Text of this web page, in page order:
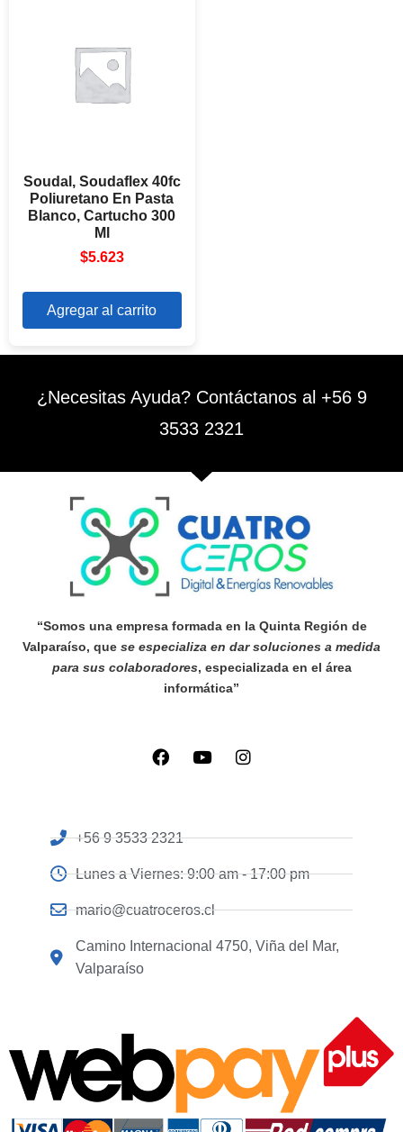
Soudal, Soudaflex 40fc
Poliuretano En Pasta
Blanco, Cartucho 300
Ml
$5.623
Agregar al carrito
¿Necesitas Ayuda? Contáctanos al +56 9
3533 2321
“Somos una empresa formada en la Quinta Región de
Valparaíso, que se especializa en dar soluciones a medida
para sus colaboradores, especializada en el área
informática”
+56 9 3533 2321
Lunes a Viernes: 9:00 am - 17:00 pm
mario@cuatroceros.cl
Camino Internacional 4750, Viña del Mar,
Valparaíso